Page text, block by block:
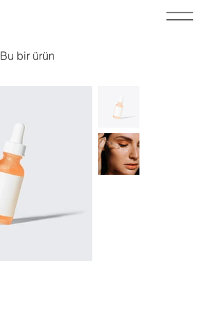
Bu bir ürün